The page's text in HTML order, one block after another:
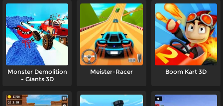
Monster Demolition
- Giants 3D
Meister-Racer Boom Kart 3D